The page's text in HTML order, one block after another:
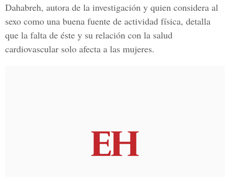
Dahabreh, autora de la investigación y quien considera al
sexo como una buena fuente de actividad física, detalla
que la falta de éste y su relación con la salud
cardiovascular solo afecta a las mujeres.